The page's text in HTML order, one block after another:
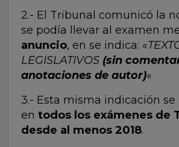
2.- El Tribunal comunicó la
se podía llevar al examen
anuncio, en se indica: «
LEGISLATIVOS (sin
anotaciones de autor)«
3.- Esta misma indicación
en todos los exámenes de
desde al menos 2018.